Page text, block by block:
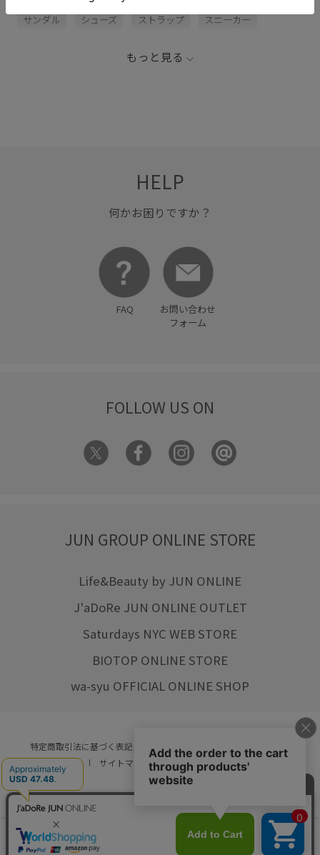
サンダル シューズ ストラップ スニーカー
もっと見る
HELP
何かお困りですか？
FAQ
お問い合わせ
フォーム
FOLLOW US ON
JUN GROUP ONLINE STORE
Life&Beauty by JUN ONLINE
J'aDoRe JUN ONLINE OUTLET
Saturdays NYC WEB STORE
BIOTOP ONLINE STORE
wa-syu OFFICIAL ONLINE SHOP
特定商取引法に基づく表記 プライバシーポリシー
ご利用規約
サイトマップ リクルート ご利用ガイド
© JUN CO.,LTD. ALL RIGHTS RESERVED.
店舗在庫
をみる
カートに入れる